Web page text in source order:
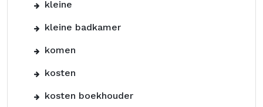
kleine
kleine badkamer
komen
kosten
kosten boekhouder